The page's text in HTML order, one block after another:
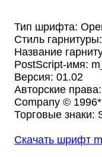
Тип шрифта:
Стиль
Название
PostScript-имя:
Версия: 01.02
Авторские
Company ©
Торговые знаки:
Скачать шрифт